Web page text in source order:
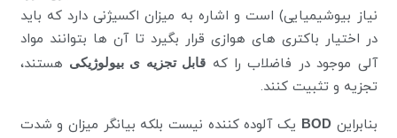
نیاز بیوشیمیایی) است و اشاره به میزان اکسیژنی دارد که باید
در اختیار باکتری های هوازی قرار بگیرد تا آن ها بتوانند مواد
آلی موجود در فاضلاب را که قابل تجزیه ی بیولوژیکی هستند،
تجزیه و تثبیت کنند.
بنابراینBOD یک آلوده کننده نیست بلکه بیانگر میزان و شدت